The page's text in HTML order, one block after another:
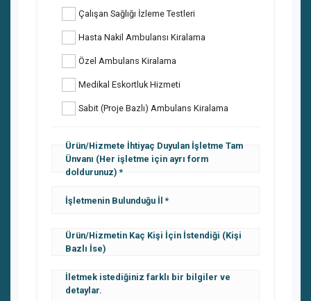
Çalışan Sağlığı İzleme Testleri
Hasta Nakil Ambulansı Kiralama
Özel Ambulans Kiralama
Medikal Eskortluk Hizmeti
Sabit (Proje Bazlı) Ambulans Kiralama
Ürün/Hizmete İhtiyaç Duyulan İşletme Tam
Ünvanı (Her işletme için ayrı form
doldurunuz)
İşletmenin Bulunduğu İl
Ürün/Hizmetin Kaç Kişi İçin İstendiği (Kişi
Bazlı İse)
İletmek istediğiniz farklı bir bilgiler ve
detaylar.